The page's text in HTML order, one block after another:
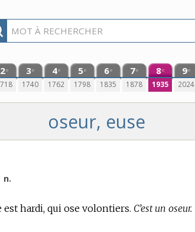
2e 3e
1740
4e
1762
5e
1798
6e
1835
7e
1878
8e
1935
9e
2024
oseur, euse
n.
est hardi, qui ose volontiers. C’est un oseur.